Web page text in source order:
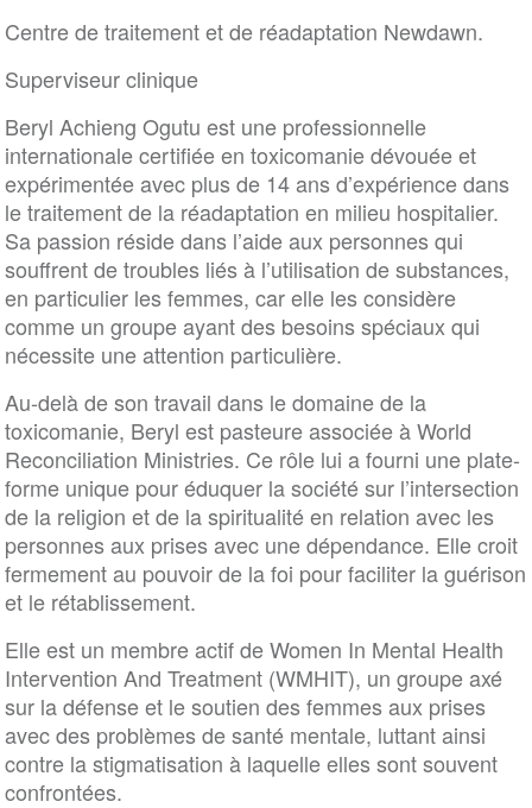
Centre de traitement et de réadaptation Newdawn.
Superviseur clinique
Beryl Achieng Ogutu est une professionnelle
internationale certifiée en toxicomanie dévouée et
expérimentée avec plus de 14 ans d’expérience dans
le traitement de la réadaptation en milieu hospitalier.
Sa passion réside dans l’aide aux personnes qui
souffrent de troubles liés à l’utilisation de substances,
en particulier les femmes, car elle les considère
comme un groupe ayant des besoins spéciaux qui
nécessite une attention particulière.
Au-delà de son travail dans le domaine de la
toxicomanie, Beryl est pasteure associée à World
Reconciliation Ministries. Ce rôle lui a fourni une plate-
forme unique pour éduquer la société sur l’intersection
de la religion et de la spiritualité en relation avec les
personnes aux prises avec une dépendance. Elle croit
fermement au pouvoir de la foi pour faciliter la guérison
et le rétablissement.
Elle est un membre actif de Women In Mental Health
Intervention And Treatment (WMHIT), un groupe axé
sur la défense et le soutien des femmes aux prises
avec des problèmes de santé mentale, luttant ainsi
contre la stigmatisation à laquelle elles sont souvent
confrontées.